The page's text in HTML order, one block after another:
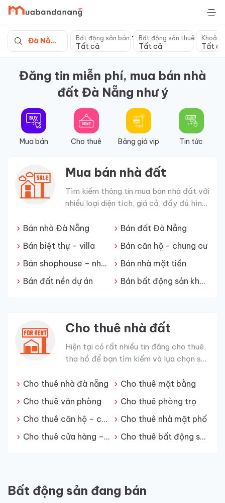
Skip
content
Đà Nẵng Bất động sản bán
Tất cả
Bất động sản thuê
Tất cả Tất cả
Đăng tin miễn phí, mua bán nhà
đất Đà Nẵng như ý
Mua bán Cho thuê Bảng giá vip Tin tức
Mua bán nhà đất
Tìm kiếm thông tin mua bán nhà đất với
nhiều loại diện tích, giá cả, đầy đủ hình
Bán nhà Đà Nẵng
Bán đất Đà Nẵng
Bán biệt thự – villa
Bán căn hộ - chung cư
Bán shophouse – nhà phố
Bán nhà mặt tiền
Bán đất nền dự án
Bán bất động sản khác
Cho thuê nhà đất
Hiện tại có rất nhiều tin đăng cho thuê,
tha hồ để bạn tìm kiếm và lựa chọn sản
Cho thuê nhà đà nẵng
Cho thuê mặt bằng
Cho thuê văn phòng
Cho thuê phòng trọ
Cho thuê căn hộ – chung cư
Cho thuê nhà mặt phố
Cho thuê cửa hàng – kiot
Cho thuê bất động sản khác
Bất động sản đang bán